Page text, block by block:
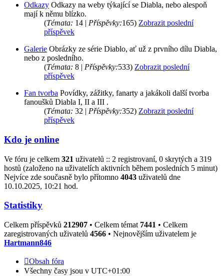
Odkazy Odkazy na weby týkající se Diabla, nebo alespoň
mají k němu blízko.
(Témata: 14 | Příspěvky:165) Zobrazit poslední
příspěvek
Galerie Obrázky ze série Diablo, ať už z prvního dílu Diabla,
nebo z posledního.
(Témata: 8 | Příspěvky:533) Zobrazit poslední
příspěvek
Fan tvorba Povídky, zážitky, fanarty a jakákoli další tvorba
fanoušků Diabla I, II a III .
(Témata: 32 | Příspěvky:352) Zobrazit poslední
příspěvek
Kdo je online
Ve fóru je celkem 321 uživatelů :: 2 registrovaní, 0 skrytých a 319
hostů (založeno na uživatelích aktivních během posledních 5 minut)
Nejvíce zde současně bylo přítomno 4043 uživatelů dne
10.10.2025, 10:21 hod.
Statistiky
Celkem příspěvků 212907 • Celkem témat 7441 • Celkem
zaregistrovaných uživatelů 4566 • Nejnovějším uživatelem je
Hartmann846
Obsah fóra
Všechny časy jsou v UTC+01:00